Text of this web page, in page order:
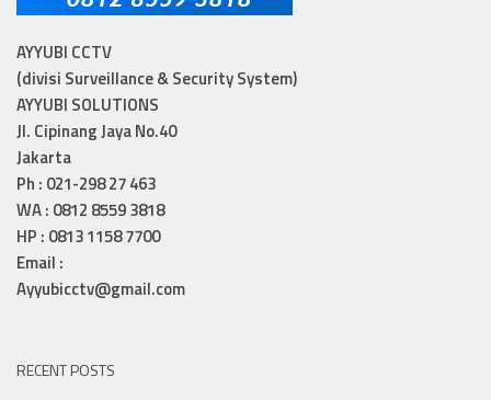
AYYUBI CCTV
(divisi Surveillance & Security System)
AYYUBI SOLUTIONS
Jl. Cipinang Jaya No.40
Jakarta
Ph : 021-298 27 463
WA : 0812 8559 3818
HP : 0813 1158 7700
Email :
Ayyubicctv@gmail.com
RECENT POSTS